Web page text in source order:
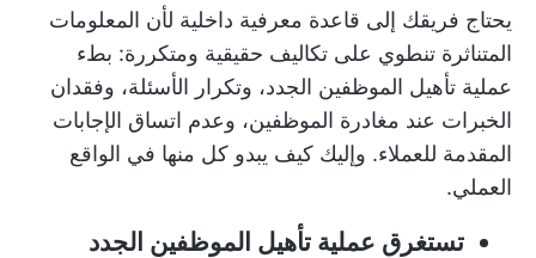
يحتاج فريقك إلى قاعدة معرفية داخلية لأن المعلومات
المتناثرة تنطوي على تكاليف حقيقية ومتكررة: بطء
عملية تأهيل الموظفين الجدد، وتكرار الأسئلة، وفقدان
الخبرات عند مغادرة الموظفين، وعدم اتساق الإجابات
المقدمة للعملاء. وإليك كيف يبدو كل منها في الواقع
العملي.
تستغرق عملية تأهيل الموظفين الجدد